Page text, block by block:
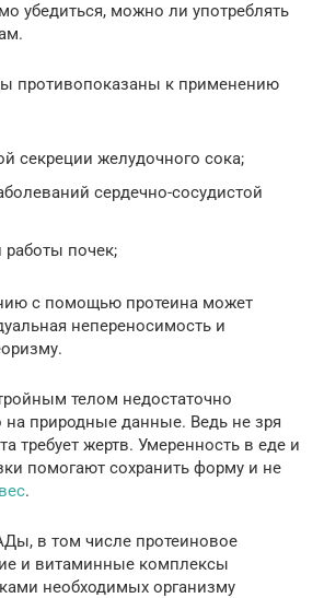
убедиться, можно ли употреблять
противопоказаны к применению
секреции желудочного сока;
сердечно-сосудистой
работы почек;
с помощью протеина может
непереносимость и
телом недостаточно
на природные данные. Ведь не зря
требует жертв. Умеренность в еде и
помогают сохранить форму и не
.
в том числе протеиновое
и витаминные комплексы
необходимых организму